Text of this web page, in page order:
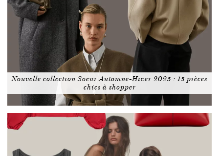
Nouvelle collection Soeur Automne-Hiver 2025 : 15 pièces
chics à shopper